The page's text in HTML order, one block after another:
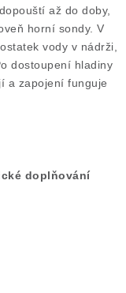
až do doby,
horní sondy. V
vody v nádrži,
dostoupení hladiny
a zapojení funguje
doplňování